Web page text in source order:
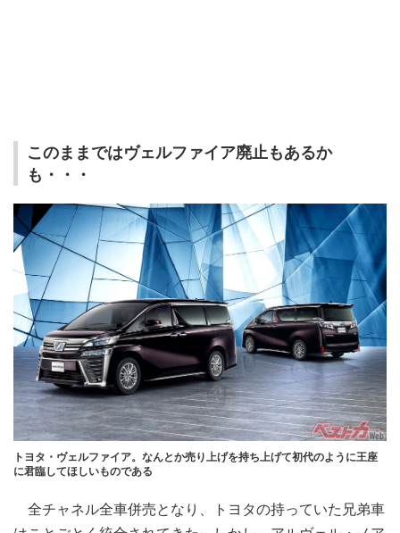
このままではヴェルファイア廃止もあるか
も・・・
トヨタ・ヴェルファイア。なんとか売り上げを持ち上げて初代のように王座
に君臨してほしいものである
全チャネル全車併売となり、トヨタの持っていた兄弟車